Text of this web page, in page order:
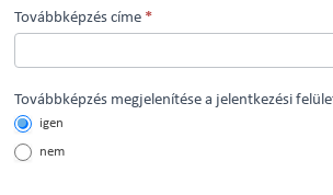
Továbbképzés címe *
Továbbképzés megjelenítése a jelentkezési
igen
nem